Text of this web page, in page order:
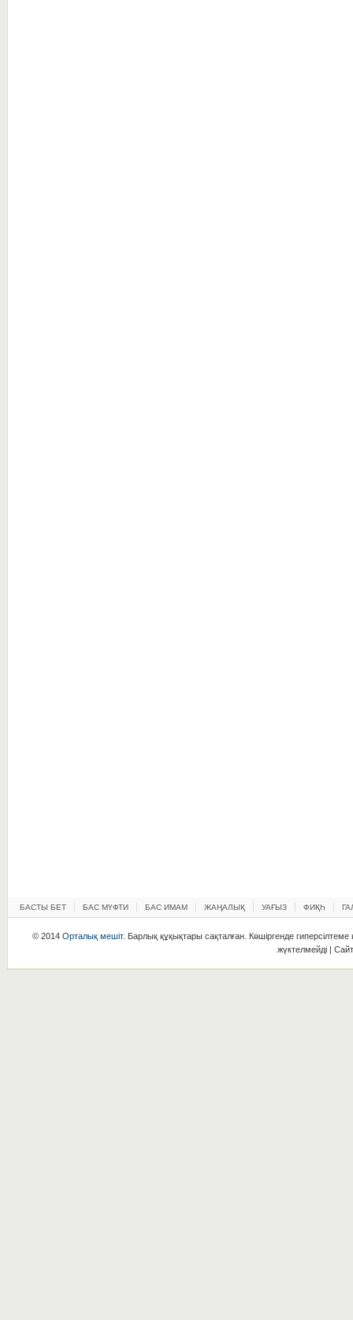
БАСТЫ БЕТ БАС МҮФТИ БАС ИМАМ ЖАҢАЛЫҚ УАҒЫЗ ФИҚҺ
© 2014 Орталық мешіт. Барлық құқықтары сақталған. Көшіргенде гиперсілтеме
жүктелмейді |